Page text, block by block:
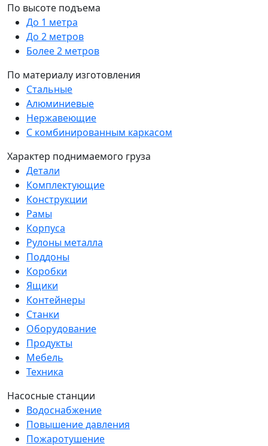
По высоте подъема
До 1 метра
До 2 метров
Более 2 метров
По материалу изготовления
Стальные
Алюминиевые
Нержавеющие
С комбинированным каркасом
Характер поднимаемого груза
Детали
Комплектующие
Конструкции
Рамы
Корпуса
Рулоны металла
Поддоны
Коробки
Ящики
Контейнеры
Станки
Оборудование
Продукты
Мебель
Техника
Насосные станции
Водоснабжение
Повышение давления
Пожаротушение